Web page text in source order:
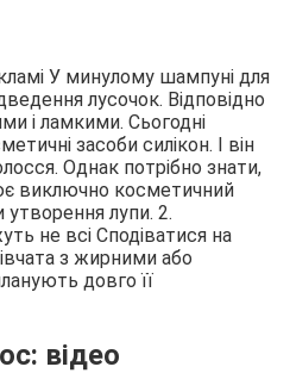
У минулому шампуні для
лусочок. Відповідно
і ламкими. Сьогодні
засоби силікон. І він
Однак потрібно знати,
виключно косметичний
лупи. 2.
не всі Сподіватися на
з жирними або
довго її
відео